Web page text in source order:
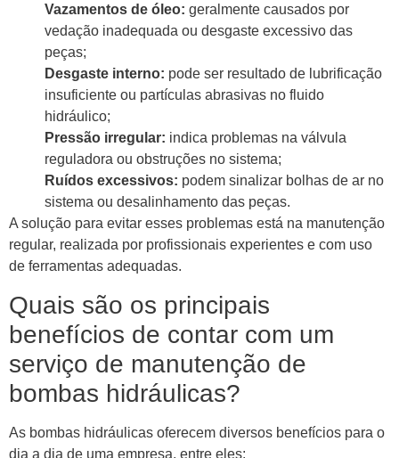
Vazamentos de óleo: geralmente causados por
vedação inadequada ou desgaste excessivo das
peças;
Desgaste interno: pode ser resultado de lubrificação
insuficiente ou partículas abrasivas no fluido
hidráulico;
Pressão irregular: indica problemas na válvula
reguladora ou obstruções no sistema;
Ruídos excessivos: podem sinalizar bolhas de ar no
sistema ou desalinhamento das peças.
A solução para evitar esses problemas está na manutenção
regular, realizada por profissionais experientes e com uso
de ferramentas adequadas.
Quais são os principais
benefícios de contar com um
serviço de manutenção de
bombas hidráulicas?
As bombas hidráulicas oferecem diversos benefícios para o
dia a dia de uma empresa, entre eles: